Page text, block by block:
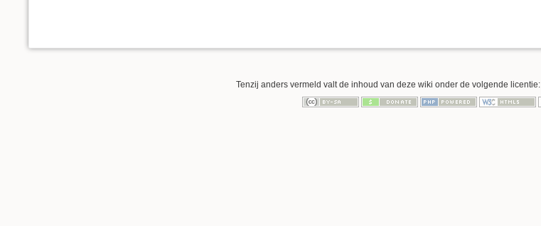
Tenzij anders vermeld valt de inhoud van deze wiki onder de volgende licentie: